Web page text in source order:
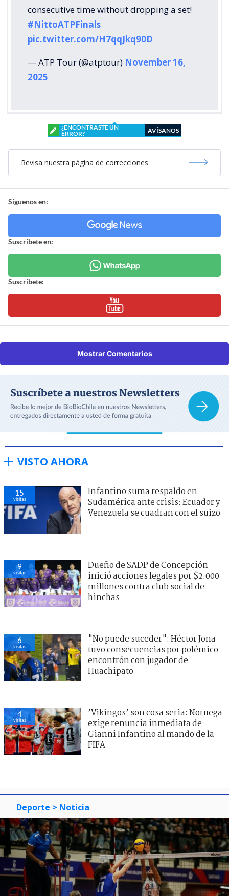
consecutive time without dropping a set!
#NittoATPFinals
pic.twitter.com/H7qqJkq90D
— ATP Tour (@atptour) November 16,
2025
¿ENCONTRASTE UN
ERROR?
AVÍSANOS
Revisa nuestra página de correcciones
Síguenos en:
Suscríbete en:
Suscríbete:
Mostrar Comentarios
VISTO AHORA
15
visitas
Infantino suma respaldo en
Sudamérica ante crisis: Ecuador y
Venezuela se cuadran con el suizo
9
visitas
Dueño de SADP de Concepción
inició acciones legales por $2.000
millones contra club social de
hinchas
6
visitas
"No puede suceder": Héctor Jona
tuvo consecuencias por polémico
encontrón con jugador de
Huachipato
4
visitas
’Vikingos’ son cosa seria: Noruega
exige renuncia inmediata de
Gianni Infantino al mando de la
FIFA
Deporte > Noticia